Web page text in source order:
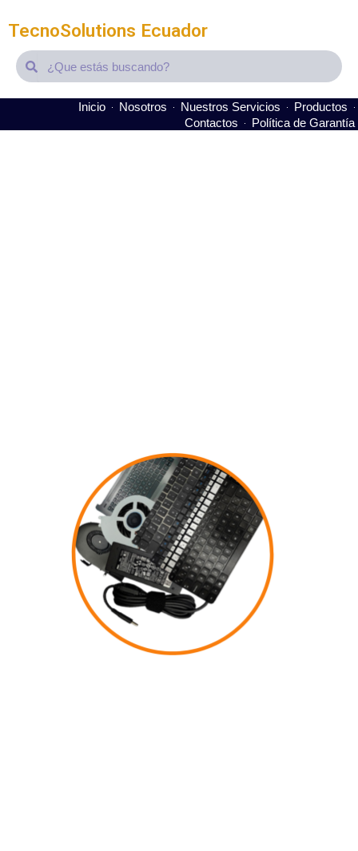
TecnoSolutions Ecuador
SearchSearch
Inicio Nosotros Nuestros Servicios
Productos
Contactos
Política de Garantía